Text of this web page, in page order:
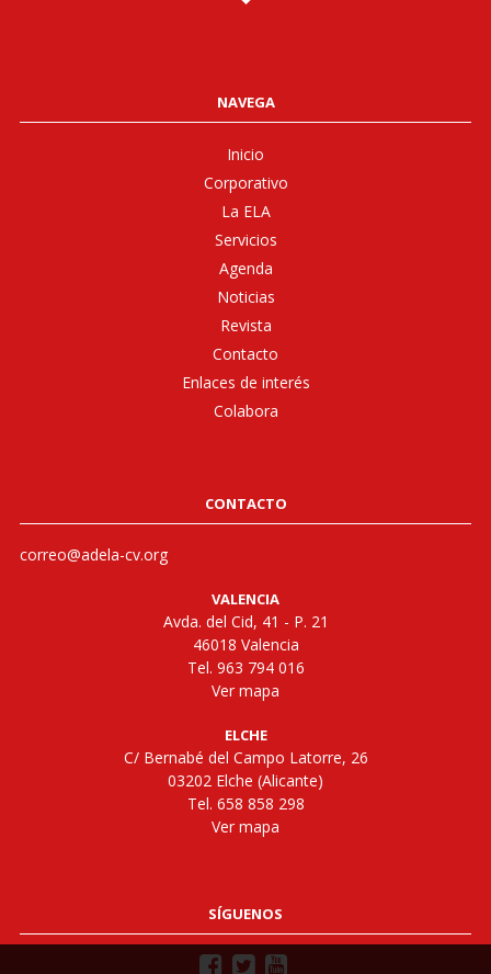
NAVEGA
Inicio
Corporativo
La ELA
Servicios
Agenda
Noticias
Revista
Contacto
Enlaces de interés
Colabora
CONTACTO
correo@adela-cv.org
VALENCIA
Avda. del Cid, 41 - P. 21
46018 Valencia
Tel. 963 794 016
Ver mapa
ELCHE
C/ Bernabé del Campo Latorre, 26
03202 Elche (Alicante)
Tel. 658 858 298
Ver mapa
SÍGUENOS